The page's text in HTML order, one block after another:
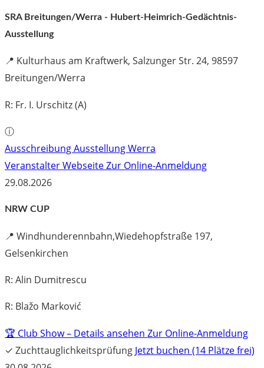
SRA Breitungen/Werra - Hubert-Heimrich-Gedächtnis-
Ausstellung
📍 Kulturhaus am Kraftwerk, Salzunger Str. 24, 98597
Breitungen/Werra
R: Fr. I. Urschitz (A)
ⓘ
Ausschreibung Ausstellung Werra
Veranstalter WebseiteZur Online-Anmeldung
29.08.2026
NRW CUP
📍 Windhunderennbahn,Wiedehopfstraße 197,
Gelsenkirchen
R: Alin Dumitrescu
R: Blažo Marković
🏆 Club Show – Details ansehen Zur Online-Anmeldung
✓ Zuchttauglichkeitsprüfung Jetzt buchen (14 Plätze frei)